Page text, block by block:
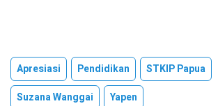
Apresiasi Pendidikan
STKIP Papua
Suzana Wanggai
Yapen